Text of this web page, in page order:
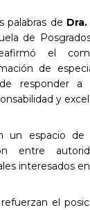
palabras de
de
el
de
de responder
y
un espacio de
entre
interesados
el